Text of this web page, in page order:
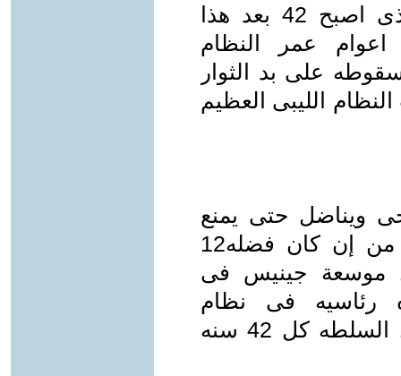
من الإنجازات !! ويكفى رقم 37 الذى اصبح 42 بعد هذا
عمر النظام
على بد الثوار
الليبى العظيم
ويناضل حتى يمنع
استمرار نظام المخلوع على الرغم من إن كان فضله12
موسعة جينيس فى
رئاسيه فى نظام
ديمقراطى دستورى قائم على تداول السلطه كل 42 سنه